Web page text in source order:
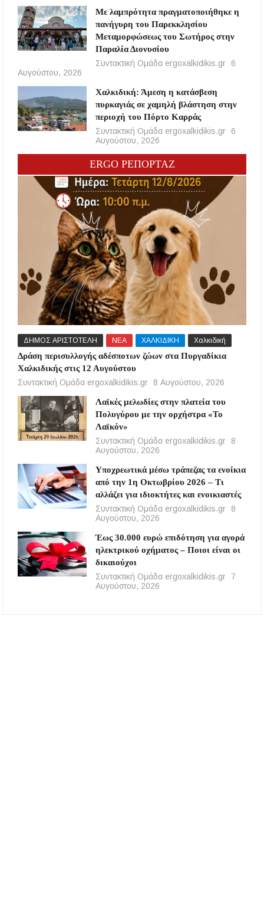
Με λαμπρότητα πραγματοποιήθηκε η
πανήγυρη του Παρεκκλησίου
Μεταμορφώσεως του Σωτήρος στην
Παραλία Διονυσίου
Συντακτική Ομάδα ergoxalkidikis.gr
6
Αυγούστου, 2026
Χαλκιδική: Άμεση η κατάσβεση
πυρκαγιάς σε χαμηλή βλάστηση στην
περιοχή του Πόρτο Καρράς
Συντακτική Ομάδα ergoxalkidikis.gr
6
Αυγούστου, 2026
ERGO ΡΕΠΟΡΤΑΖ
ΔΗΜΟΣ ΑΡΙΣΤΟΤΕΛΗ ΝΕΑ ΧΑΛΚΙΔΙΚΗ Χαλκιδική
Δράση περισυλλογής αδέσποτων ζώων στα Πυργαδίκια
Χαλκιδικής στις 12 Αυγούστου
Συντακτική Ομάδα ergoxalkidikis.gr
8 Αυγούστου, 2026
Λαϊκές μελωδίες στην πλατεία του
Πολυγύρου με την ορχήστρα «Το
Λαϊκόν»
Συντακτική Ομάδα ergoxalkidikis.gr
8
Αυγούστου, 2026
Υποχρεωτικά μέσω τράπεζας τα ενοίκια
από την 1η Οκτωβρίου 2026 – Τι
αλλάζει για ιδιοκτήτες και ενοικιαστές
Συντακτική Ομάδα ergoxalkidikis.gr
8
Αυγούστου, 2026
Έως 30.000 ευρώ επιδότηση για αγορά
ηλεκτρικού οχήματος – Ποιοι είναι οι
δικαιούχοι
Συντακτική Ομάδα ergoxalkidikis.gr
7
Αυγούστου, 2026